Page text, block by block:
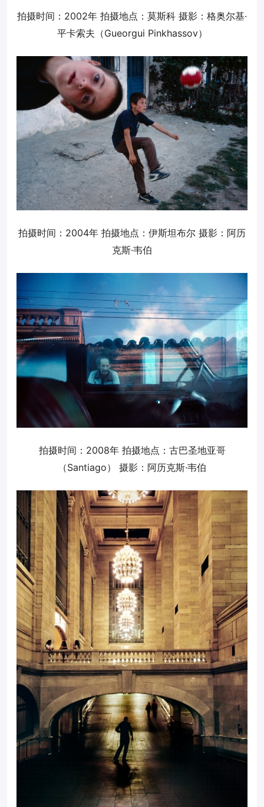
拍摄时间：2002年 拍摄地点：莫斯科 摄影：格奥尔基·
平卡索夫（Gueorgui Pinkhassov）
拍摄时间：2004年 拍摄地点：伊斯坦布尔 摄影：阿历
克斯·韦伯
拍摄时间：2008年 拍摄地点：古巴圣地亚哥
（Santiago） 摄影：阿历克斯·韦伯